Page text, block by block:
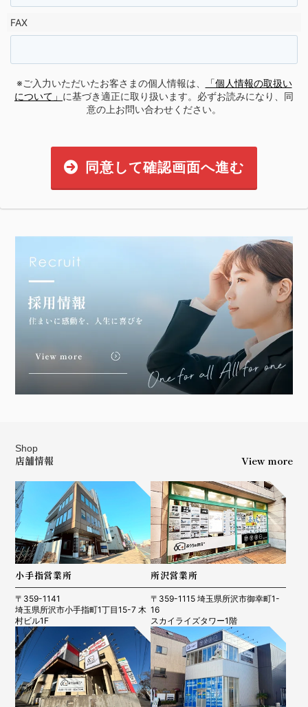
FAX
※ご入力いただいたお客さまの個人情報は、
「個人情報の取扱い
について」 に基づき適正に取り扱います。必ずお読みになり、同
意の上お問い合わせください。
同意して確認画面へ進む
Shop
店舗情報 View more
小手指営業所
〒359-1141
埼玉県所沢市小手指町1丁目15-7 木
村ビル1F
所沢営業所
〒359-1115 埼玉県所沢市御幸町1-
16
スカイライズタワー1階